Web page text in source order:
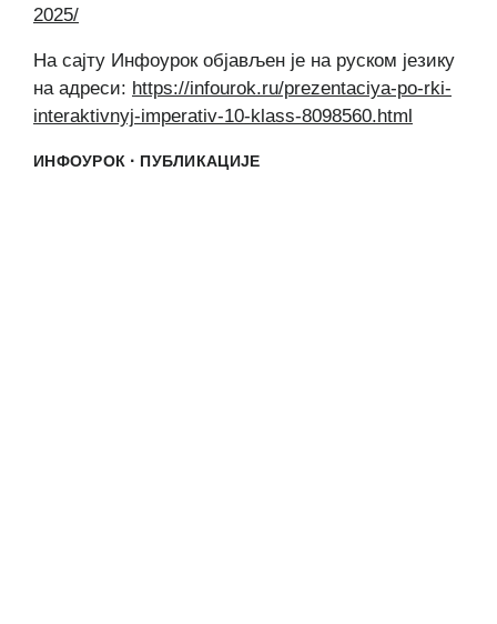
2025/
На сајту Инфоурок објављен је на руском језику
на адреси: https://infourok.ru/prezentaciya-po-rki-
interaktivnyj-imperativ-10-klass-8098560.html
ИНФОУРОК · ПУБЛИКАЦИЈЕ